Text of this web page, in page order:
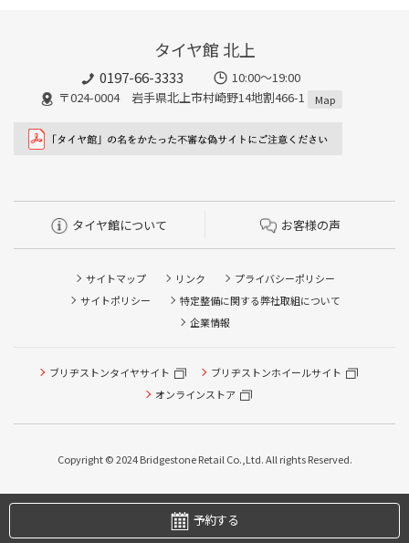
タイヤ館 北上
0197-66-3333
10:00～19:00
〒024-0004 岩手県北上市村崎野14地割466-1
Map
タイヤ館について お客様の声
サイトマップ リンク
プライバシーポリシー
サイトポリシー
特定整備に関する弊社取組について
企業情報
ブリヂストンタイヤサイト
ブリヂストンホイールサイト
オンラインストア
Copyright © 2024 Bridgestone Retail Co.,Ltd. All rights Reserved.
予約する
ピット作業の予約